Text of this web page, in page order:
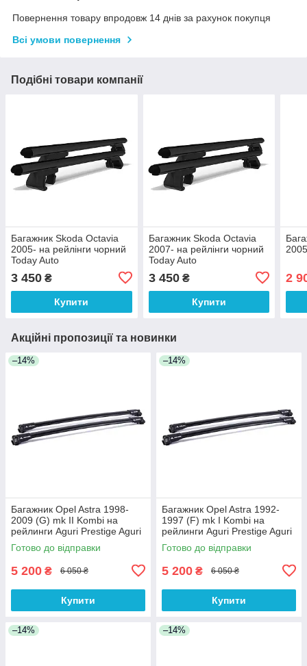
Повернення товару впродовж 14 днів за рахунок покупця
Всі умови повернення
Подібні товари компанії
Багажник Skoda Octavia
2005- на рейлінги чорний
Today Auto
3 450 ₴
Купити
Багажник Skoda Octavia
2007- на рейлінги чорний
Today Auto
3 450₴
Купити
2
Акційні пропозиції та новинки
–14%
Багажник Opel Astra 1998-
2009 (G) mk II Kombi на
рейлинги Aguri Prestige Aguri
Готово до відправки
5 200 ₴ 6 050 ₴
Купити
–14%
Багажник Opel Astra 1992-
1997 (F) mk I Kombi на
рейлинги Aguri Prestige Aguri
Готово до відправки
5 200 ₴ 6 050 ₴
Купити
–14% –14%